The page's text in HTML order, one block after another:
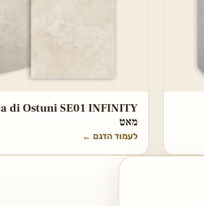
di Ostuni SE01 INFINITY
מאט
לעמוד הדגם ←